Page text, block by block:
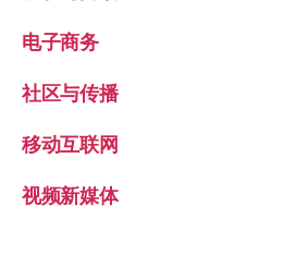
电子商务
社区与传播
移动互联网
视频新媒体